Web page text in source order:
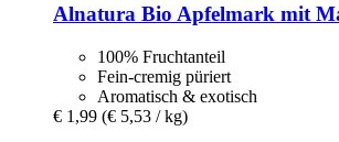
Alnatura Bio Apfelmark mit
100% Fruchtanteil
Fein-cremig püriert
Aromatisch & exotisch
€ 1,99 (€ 5,53 / kg)